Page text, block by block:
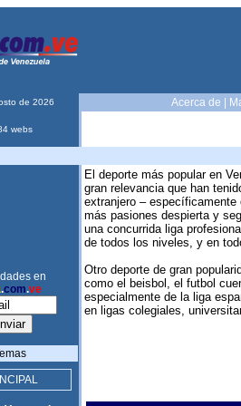
de 2026 Acerca de
webs
en
.com.ve
El deporte más popular en
gran relevancia que han
extranjero –
más pasiones despierta y
una concurrida liga
de todos los niveles, y en
Otro deporte de gran
como el beisbol, el futbol
especialmente de la liga
en ligas colegiales,